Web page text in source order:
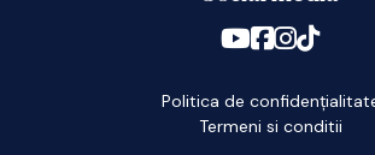
Politica de
Termeni si conditii